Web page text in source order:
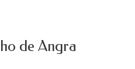
de Angra